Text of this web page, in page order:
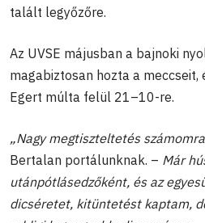
talált legyőzőre.
Az UVSE májusban a bajnoki
magabiztosan hozta a meccseit,
Egert múlta felül 21–10-re.
„Nagy megtiszteltetés
Bertalan portálunknak. – Már
utánpótlásedzőként, és az
dicséretet, kitüntetést kaptam,